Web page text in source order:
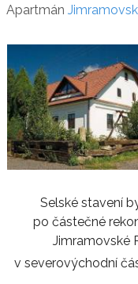
Apartmán
Selské stavení
po částečné
Jimramovské
v severovýchodní